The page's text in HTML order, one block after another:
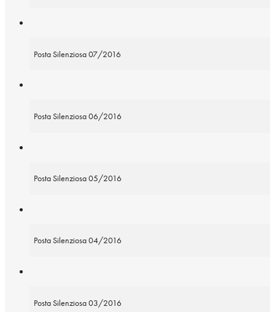
Posta Silenziosa 07/2016
Posta Silenziosa 06/2016
Posta Silenziosa 05/2016
Posta Silenziosa 04/2016
Posta Silenziosa 03/2016